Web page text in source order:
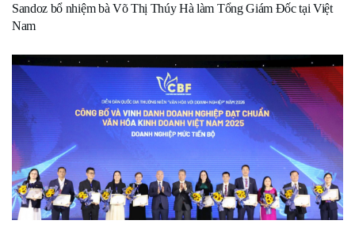
Sandoz bổ nhiệm bà Võ Thị Thúy Hà làm Tổng Giám Đốc tại Việt
Nam